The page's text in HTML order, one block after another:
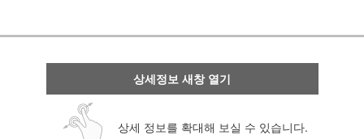
상세정보 새창 열기
상세 정보를 확대해 보실 수 있습니다.